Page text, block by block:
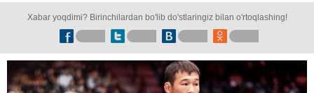
Xabar yoqdimi? Birinchilardan bo'lib do'stlaringiz bilan o'rtoqlashing!